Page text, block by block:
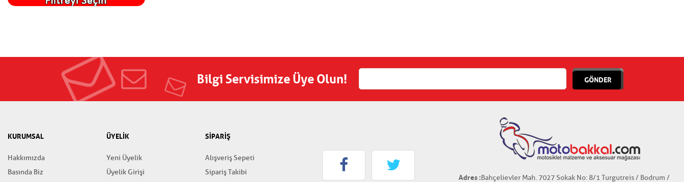
Bilgi Servisimize Üye Olun! GÖNDER
KURUMSAL
Hakkımızda
Basında Biz
ÜYELİK
Yeni Üyelik
Üyelik Girişi
SİPARİŞ
Alışveriş Sepeti
Sipariş Takibi
Adres :Bahçelievler Mah. 7027 Sokak No: 8/1 Turgutreis / Bodrum /